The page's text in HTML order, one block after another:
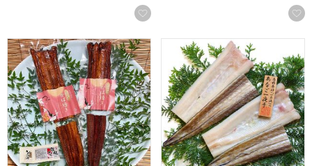
お気に入りに登録する
島根 岡富商店 天女の羽衣〜あなごかば焼き詰合せ(あなごか
島根 岡富商店 「一日漁」特